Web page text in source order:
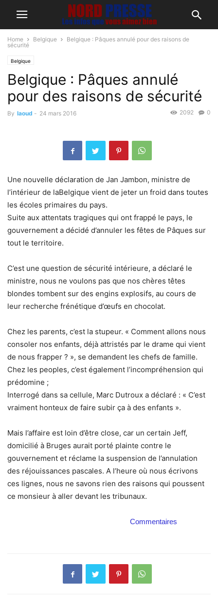
Home Belgique
Belgique : Pâques annulé pour des raisons de
sécurité
Belgique
Belgique : Pâques annulé
pour des raisons de sécurité
By laoud - 24 mars 2016 0
2092
Une nouvelle déclaration de Jan Jambon, ministre de
l’intérieur de laBelgique vient de jeter un froid dans toutes
les écoles primaires du pays.
Suite aux attentats tragiques qui ont frappé le pays, le
gouvernement a décidé d’annuler les fêtes de Pâques sur
tout le territoire.
C’est une question de sécurité intérieure, a déclaré le
ministre, nous ne voulons pas que nos chères têtes
blondes tombent sur des engins explosifs, au cours de
leur recherche frénétique d’œufs en chocolat.
Chez les parents, c’est la stupeur. « Comment allons nous
consoler nos enfants, déjà attristés par le drame qui vient
de nous frapper ? », se demandent les chefs de famille.
Chez les peoples, c’est également l’incompréhension qui
prédomine ;
Interrogé dans sa cellule, Marc Dutroux a déclaré : « C’est
vraiment honteux de faire subir ça à des enfants ».
Mais l’affaire est loin d’être close, car un certain Jeff,
domicilié à Bruges aurait porté plainte contre le
gouvernement et réclame la suspension de l’annulation
des réjouissances pascales. A l’heure où nous écrivons
ces lignes, nous ne savons rien des raisons qui poussent
ce monsieur à aller devant les tribunaux.
Commentaires